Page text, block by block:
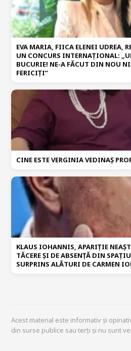
EVA MARIA, FIICA ELENEI UDREA,
UN CONCURS INTERNAȚIONAL:
BUCURIE! NE-A FĂCUT DIN NOU
FERICIȚI”
CINE ESTE VERGINIA VEDINAȘ
KLAUS IOHANNIS, APARIȚIE
TĂCERE ȘI DE ABSENȚĂ DIN
SURPRINS ALĂTURI DE CARMEN
Acest material este informativ și
din surse publice sau terți și nu sunt